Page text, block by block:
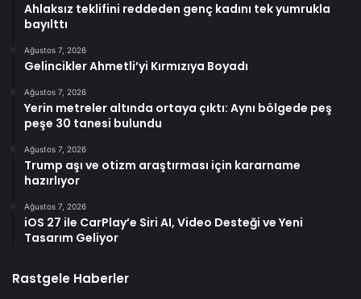
Ahlaksız teklifini reddeden genç kadını tek yumrukla
bayılttı
Ağustos 7, 2026
Gelincikler Ahmetli’yi Kırmızıya Boyadı
Ağustos 7, 2026
Yerin metreler altında ortaya çıktı: Aynı bölgede peş
peşe 30 tanesi bulundu
Ağustos 7, 2026
Trump aşı ve otizm araştırması için kararname
hazırlıyor
Ağustos 7, 2026
iOS 27 ile CarPlay’e Siri AI, Video Desteği ve Yeni
Tasarım Geliyor
Rastgele Haberler